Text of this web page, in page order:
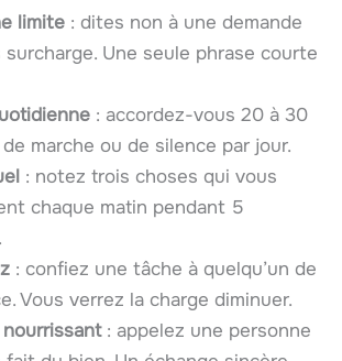
limite : dites non à une demande
surcharge. Une seule phrase courte
: accordez-vous 20 à 30
marche ou de silence par jour.
: notez trois choses qui vous
chaque matin pendant 5
: confiez une tâche à quelqu’un de
Vous verrez la charge diminuer.
: appelez une personne